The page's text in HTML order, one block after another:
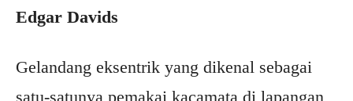
Edgar Davids
Gelandang eksentrik yang dikenal sebagai
satu-satunya pemakai kacamata di lapangan